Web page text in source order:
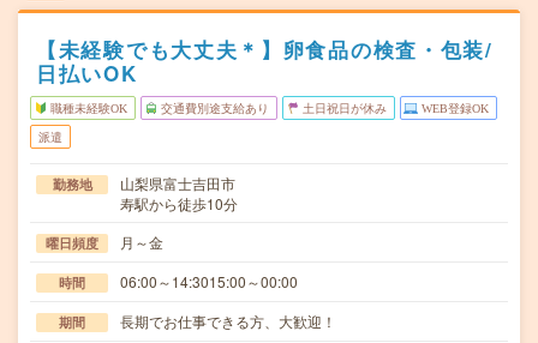
【未経験でも大丈夫＊】卵食品の検査・包装/
日払いOK
職種未経験OK 交通費別途支給あり 土日祝日が休み WEB登録OK
派遣
勤務地
山梨県富士吉田市
寿駅から徒歩10分
曜日頻度 月～金
時間 06:00～14:3015:00～00:00
期間 長期でお仕事できる方、大歓迎！